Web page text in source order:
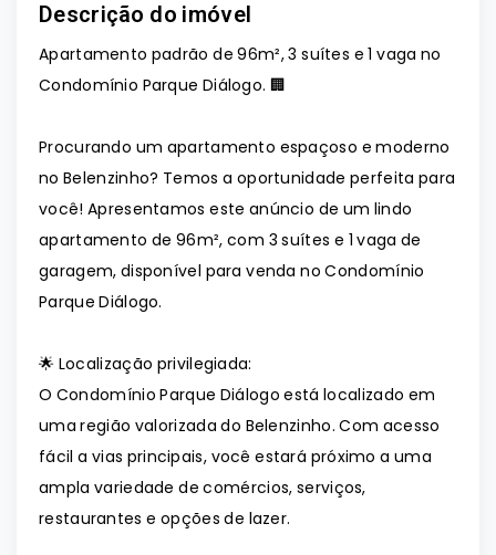
Descrição do imóvel
Apartamento padrão de 96m², 3 suítes e 1 vaga no
Condomínio Parque Diálogo. 🏢
Procurando um apartamento espaçoso e moderno
no Belenzinho? Temos a oportunidade perfeita para
você! Apresentamos este anúncio de um lindo
apartamento de 96m², com 3 suítes e 1 vaga de
garagem, disponível para venda no Condomínio
Parque Diálogo.
🌟 Localização privilegiada:
O Condomínio Parque Diálogo está localizado em
uma região valorizada do Belenzinho. Com acesso
fácil a vias principais, você estará próximo a uma
ampla variedade de comércios, serviços,
restaurantes e opções de lazer.